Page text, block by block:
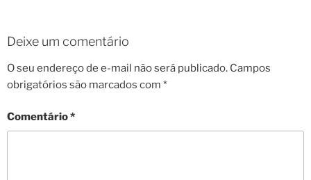
Deixe um comentário
O seu endereço de e-mail não será publicado. Campos
obrigatórios são marcados com *
Comentário*